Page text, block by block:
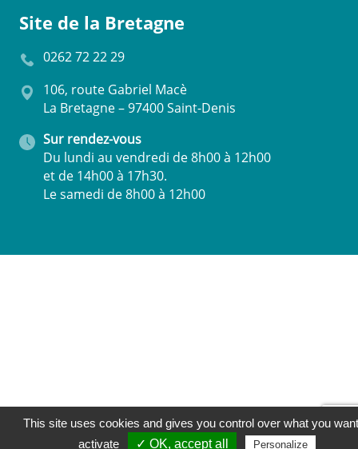
Site de la Bretagne
0262 72 22 29
106, route Gabriel Macè
La Bretagne – 97400 Saint-Denis
Sur rendez-vous
Du lundi au vendredi de 8h00 à 12h00
et de 14h00 à 17h30.
Le samedi de 8h00 à 12h00
This site uses cookies and gives you control over what you
activate
✓ OK, accept all Personalize